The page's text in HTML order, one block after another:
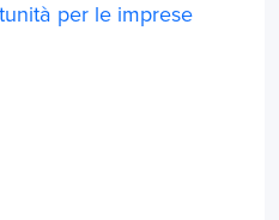
per le imprese